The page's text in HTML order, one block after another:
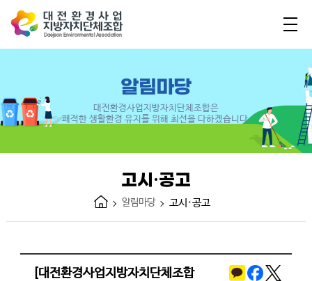
알림마당
대전환경사업지방자치단체조합은
쾌적한 생활환경 유지를 위해 최선을 다하겠습니다.
고시·공고
알림마당 고시·공고
[대전환경사업지방자치단체조합